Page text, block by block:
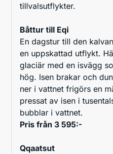
tillvalsutflykter.
Båttur till Eqi
En dagstur till den
en uppskattad utflykt.
glaciär med en isvägg
hög. Isen brakar och
ner i vattnet frigörs en
pressat av isen i
bubblar i vattnet.
Pris från 3 595:-
Qqaatsut